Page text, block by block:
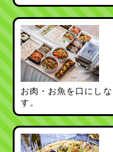
お肉・お魚を口にし
す。